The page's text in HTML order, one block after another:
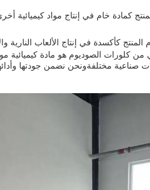
كمادة خام في إنتاج مواد كيميائية
كأكسدة في إنتاج الألعاب النارية
من كلورات الصوديوم هو مادة كيميائية
صناعية مختلفةونحن نضمن جودتها